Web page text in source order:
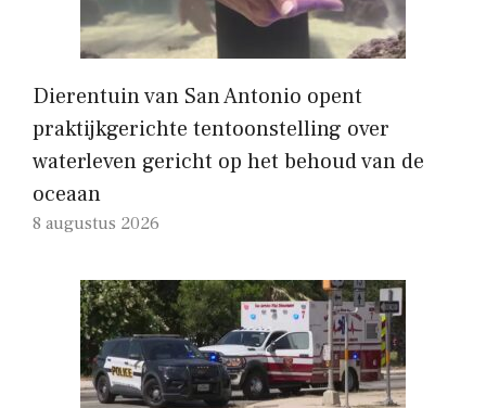
Dierentuin van San Antonio opent
praktijkgerichte tentoonstelling over
waterleven gericht op het behoud van de
oceaan
8 augustus 2026